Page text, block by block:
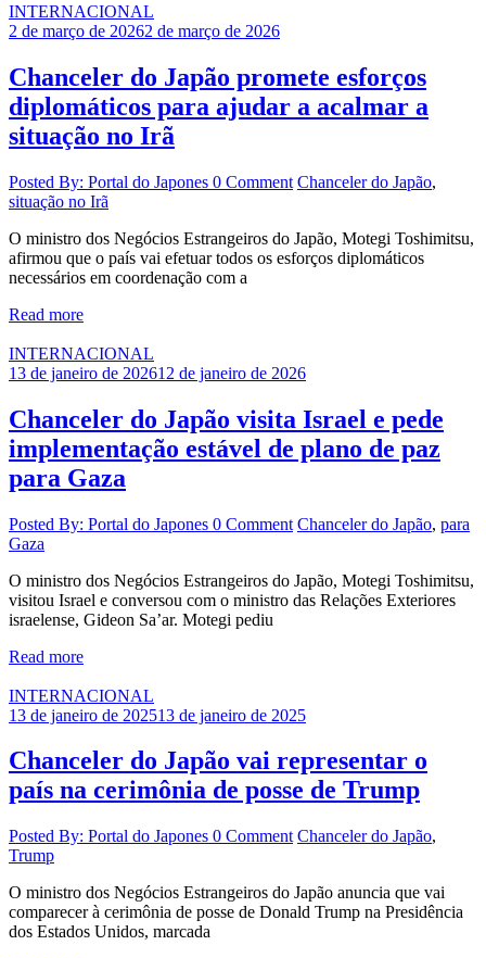
INTERNACIONAL
2 de março de 20262 de março de 2026
Chanceler do Japão promete esforços
diplomáticos para ajudar a acalmar a
situação no Irã
Posted By: Portal do Japones 0 Comment Chanceler do Japão,
situação no Irã
O ministro dos Negócios Estrangeiros do Japão, Motegi Toshimitsu,
afirmou que o país vai efetuar todos os esforços diplomáticos
necessários em coordenação com a
Read more
INTERNACIONAL
13 de janeiro de 202612 de janeiro de 2026
Chanceler do Japão visita Israel e pede
implementação estável de plano de paz
para Gaza
Posted By: Portal do Japones 0 Comment Chanceler do Japão, para
Gaza
O ministro dos Negócios Estrangeiros do Japão, Motegi Toshimitsu,
visitou Israel e conversou com o ministro das Relações Exteriores
israelense, Gideon Sa’ar. Motegi pediu
Read more
INTERNACIONAL
13 de janeiro de 202513 de janeiro de 2025
Chanceler do Japão vai representar o
país na cerimônia de posse de Trump
Posted By: Portal do Japones 0 Comment Chanceler do Japão,
Trump
O ministro dos Negócios Estrangeiros do Japão anuncia que vai
comparecer à cerimônia de posse de Donald Trump na Presidência
dos Estados Unidos, marcada